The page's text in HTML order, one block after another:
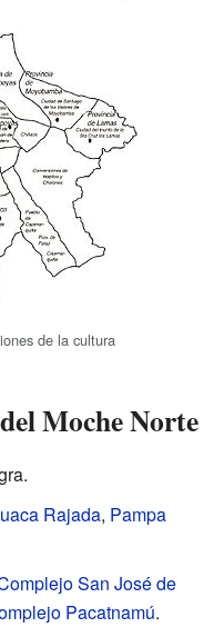
de la cultura
Moche Norte
Rajada, Pampa
San José de
Pacatnamú.